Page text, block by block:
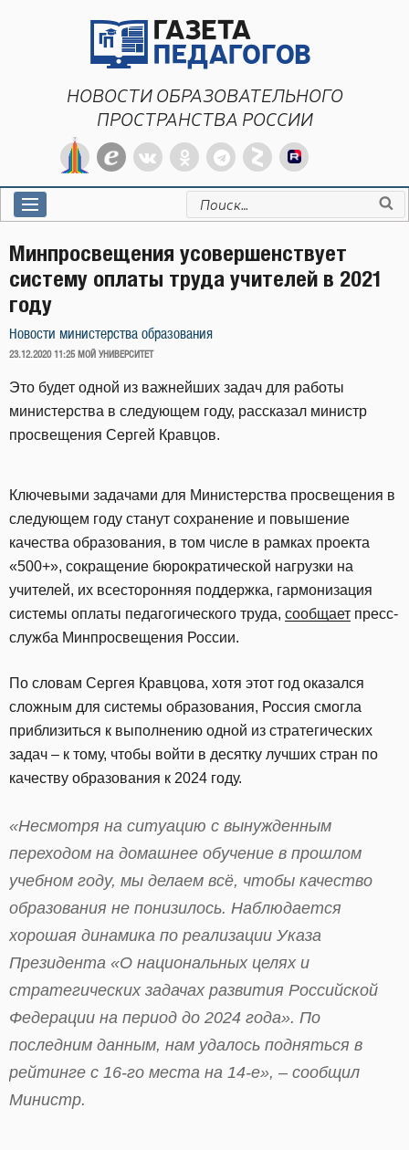
НОВОСТИ ОБРАЗОВАТЕЛЬНОГО
ПРОСТРАНСТВА РОССИИ
Искать:
Минпросвещения усовершенствует
систему оплаты труда учителей в 2021
году
Новости министерства образования
ОПУБЛИКОВАНО
23.12.2020 11:25 МОЙ УНИВЕРСИТЕТ
Это будет одной из важнейших задач для работы
министерства в следующем году, рассказал министр
просвещения Сергей Кравцов.
Ключевыми задачами для Министерства просвещения в
следующем году станут сохранение и повышение
качества образования, в том числе в рамках проекта
«500+», сокращение бюрократической нагрузки на
учителей, их всесторонняя поддержка, гармонизация
системы оплаты педагогического труда, сообщает пресс-
служба Минпросвещения России.
По словам Сергея Кравцова, хотя этот год оказался
сложным для системы образования, Россия смогла
приблизиться к выполнению одной из стратегических
задач – к тому, чтобы войти в десятку лучших стран по
качеству образования к 2024 году.
«Несмотря на ситуацию с вынужденным
переходом на домашнее обучение в прошлом
учебном году, мы делаем всё, чтобы качество
образования не понизилось. Наблюдается
хорошая динамика по реализации Указа
Президента «О национальных целях и
стратегических задачах развития Российской
Федерации на период до 2024 года». По
последним данным, нам удалось подняться в
рейтинге с 16-го места на 14-е», – сообщил
Министр.